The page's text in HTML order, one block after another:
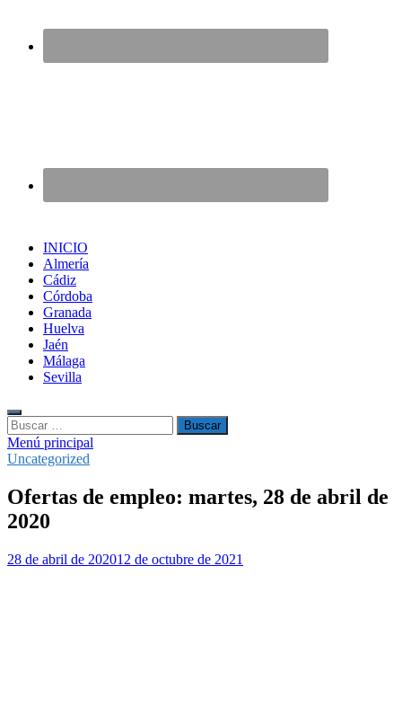
INICIO
Almería
Cádiz
Córdoba
Granada
Huelva
Jaén
Málaga
Sevilla
Buscar:
Menú principal
Uncategorized
Ofertas de empleo: martes, 28 de abril de
2020
28 de abril de 202012 de octubre de 2021